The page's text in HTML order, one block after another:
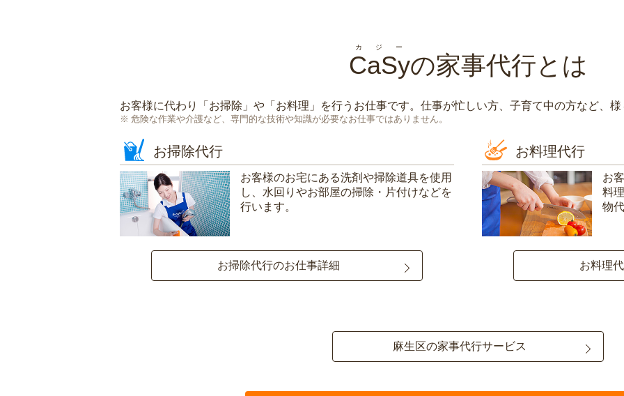
CaSy
カジー
の家事代行とは
お客様に代わり「 お掃除 」や「 お料理 」を行うお仕事です。仕事が忙しい方、子育て中の方など、
危険な作業や介護など、専門的な技術や知識が必要なお仕事ではありません。
お掃除代行
お客様のお宅にある洗剤や掃除道具を使用
し、水回りやお部屋の掃除・片付けなどを
行います。
お掃除代行のお仕事詳細
お料理代行
お
料
物
お料理
麻生区の家事代行サービス